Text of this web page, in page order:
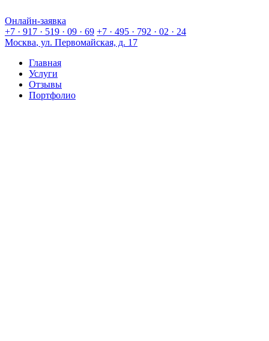
Онлайн-заявка
+7 · 917 · 519 · 09 · 69 +7 · 495 · 792 · 02 · 24
Москва, ул. Первомайская, д. 17
Главная
Услуги
Отзывы
Портфолио